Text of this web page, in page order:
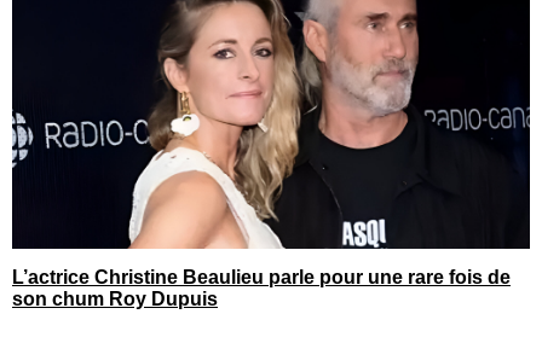
L’actrice Christine Beaulieu parle pour une rare fois de
son chum Roy Dupuis